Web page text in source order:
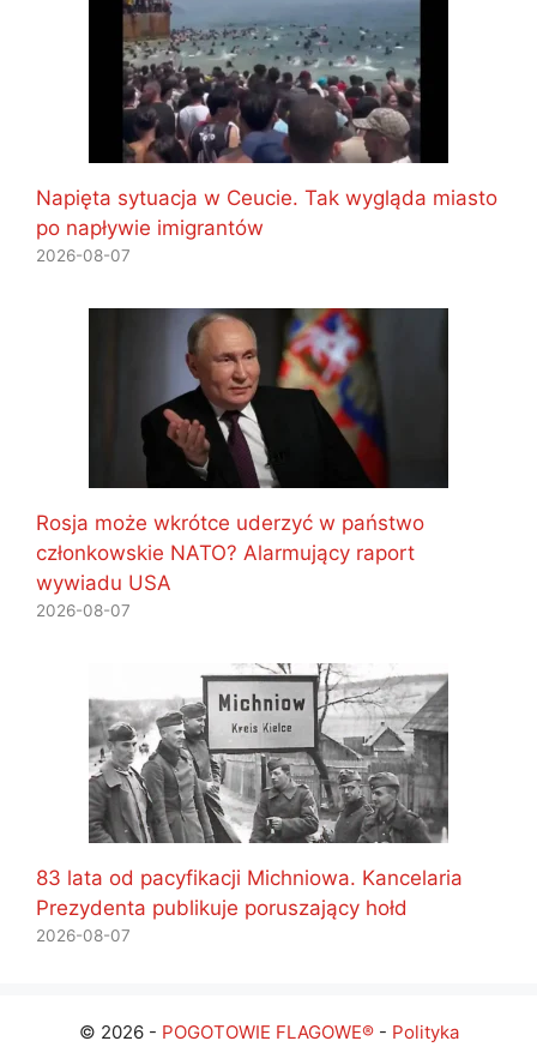
Napięta sytuacja w Ceucie. Tak wygląda miasto
po napływie imigrantów
2026-08-07
Rosja może wkrótce uderzyć w państwo
członkowskie NATO? Alarmujący raport
wywiadu USA
2026-08-07
83 lata od pacyfikacji Michniowa. Kancelaria
Prezydenta publikuje poruszający hołd
2026-08-07
© 2026 - POGOTOWIE FLAGOWE®- Polityka